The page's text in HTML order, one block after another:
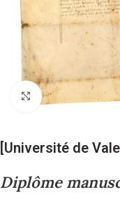
Cliquez pour
[Université de
Diplôme